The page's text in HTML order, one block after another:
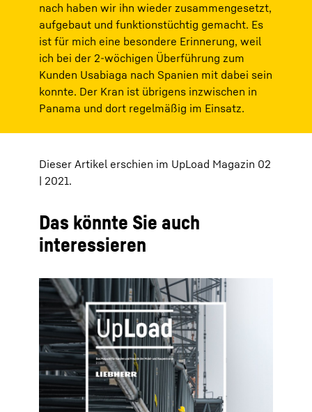
nach haben wir ihn wieder zusammengesetzt,
aufgebaut und funktionstüchtig gemacht. Es
ist für mich eine besondere Erinnerung, weil
ich bei der 2-wöchigen Überführung zum
Kunden Usabiaga nach Spanien mit dabei sein
konnte. Der Kran ist übrigens inzwischen in
Panama und dort regelmäßig im Einsatz.
Dieser Artikel erschien im UpLoad Magazin 02
| 2021.
Das könnte Sie auch
interessieren